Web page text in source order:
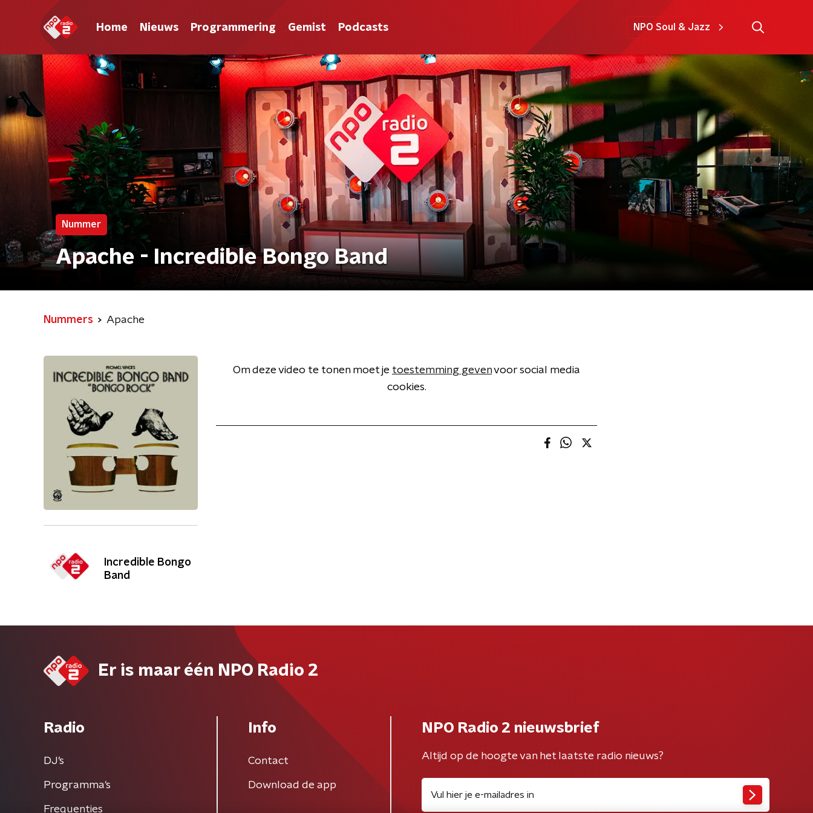
Home Nieuws Programmering Gemist Podcasts NPO Soul & Jazz
Nummer
Apache - Incredible Bongo Band
Nummers Apache
Incredible Bongo
Band
Om deze video te tonen moet je toestemming gevenvoor social media
cookies.
Er is maar één NPO Radio 2
Radio
DJ’s
Programma's
Frequenties
Info
Contact
Download de app
NPO Radio 2 nieuwsbrief
Altijd op de hoogte van het laatste radio nieuws?